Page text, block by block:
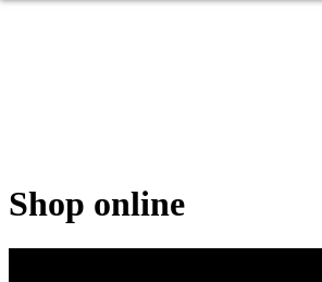
Shop online